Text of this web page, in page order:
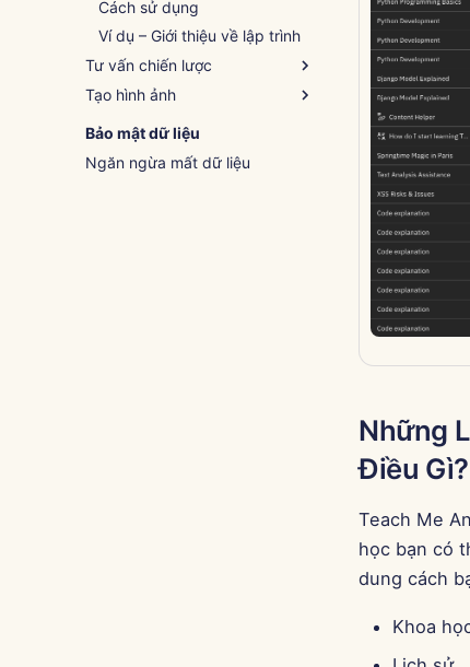
Ví dụ – Điều khoản NDA
Cách sử dụng
Ví dụ – Giới thiệu về lập trình
Tư vấn chiến lược
Cách sử dụng
Ví dụ – Giữ chân nhân viên
Tạo hình ảnh
Cách sử dụng
Ví dụ – Cảnh mùa đông
Bảo mật dữ liệu
Ngăn ngừa mất dữ liệu
Những
Điều Gì?
Teach Me
học bạn có
dung cách
Khoa